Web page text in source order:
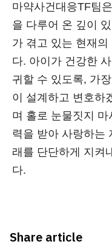
마약사건대응TF팀
을 다루어 온 깊이
가 겪고 있는 현재의
다. 아이가 건강한
귀할 수 있도록, 가
이 설계하고 변호하
며 홀로 눈물짓지
력을 받아 사랑하는
래를 단단하게 지켜
다.
Share article